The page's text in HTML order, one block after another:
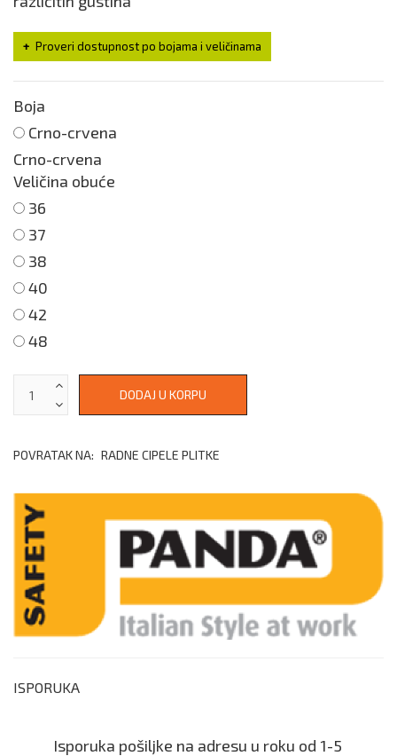
Proveri dostupnost po bojama i veličinama
Boja
Crno-crvena
Crno-crvena
Veličina obuće
36
37
38
40
42
48
POVRATAK NA: RADNE CIPELE PLITKE
ISPORUKA
Isporuka pošiljke na adresu u roku od 1-5